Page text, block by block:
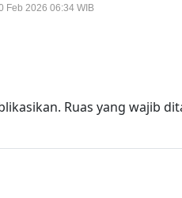
Feb 2026 06:34 WIB
Ruas yang wajib